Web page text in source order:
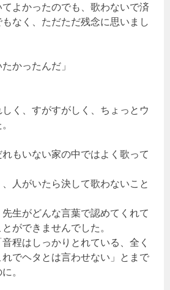
よかったのでも、歌わないで済
なく、ただただ残念に思いまし
かったんだ」
く、すがすがしく、ちょっとウ
もいない家の中ではよく歌って
人がいたら決して歌わないこと
生がどんな言葉で認めてくれて
ができませんでした。
音程はしっかりとれている、全く
でヘタとは言わせない」とまで
。